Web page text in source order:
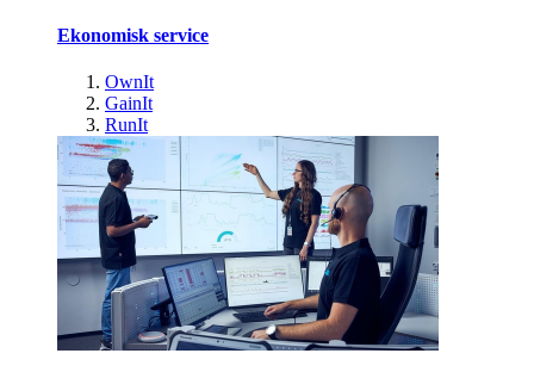
Ekonomisk service
OwnIt
GainIt
RunIt